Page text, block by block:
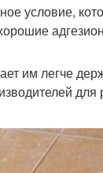
условие,
им легче